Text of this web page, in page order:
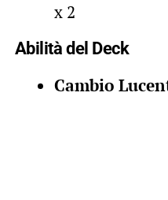
x 2
Abilità del Deck
Cambio